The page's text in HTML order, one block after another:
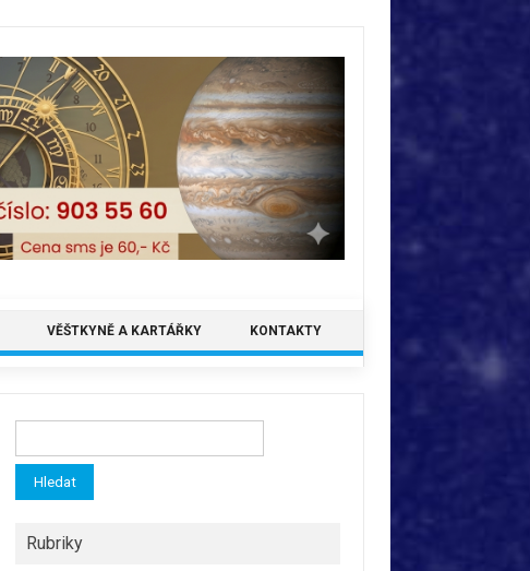
VĚŠTKYNĚ A KARTÁŘKY KONTAKTY
Rubriky